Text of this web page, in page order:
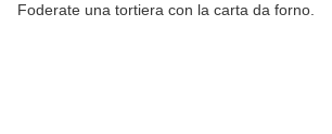
Foderate una tortiera con la carta da forno.